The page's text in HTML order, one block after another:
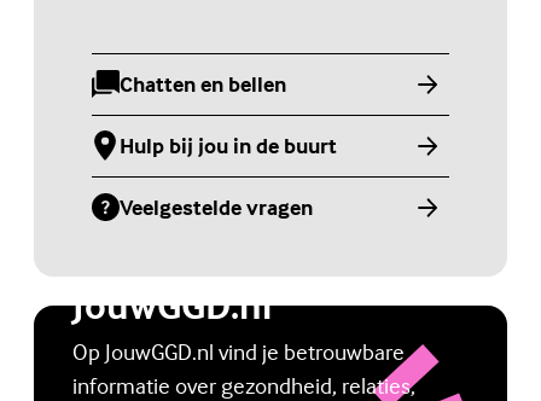
Chatten en bellen
(Externe link)
Hulp bij jou in de buurt
(Externe link)
Veelgestelde vragen
(Externe link)
Jongerenwebsite
JouwGGD.nl
Op JouwGGD.nl vind je betrouwbare
informatie over gezondheid, relaties,